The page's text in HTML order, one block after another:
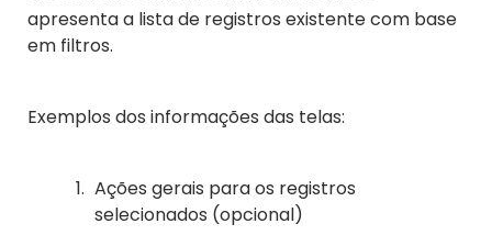
apresenta a lista de registros existente com base
em filtros.
Exemplos dos informações das telas:
Ações gerais para os registros
selecionados (opcional)